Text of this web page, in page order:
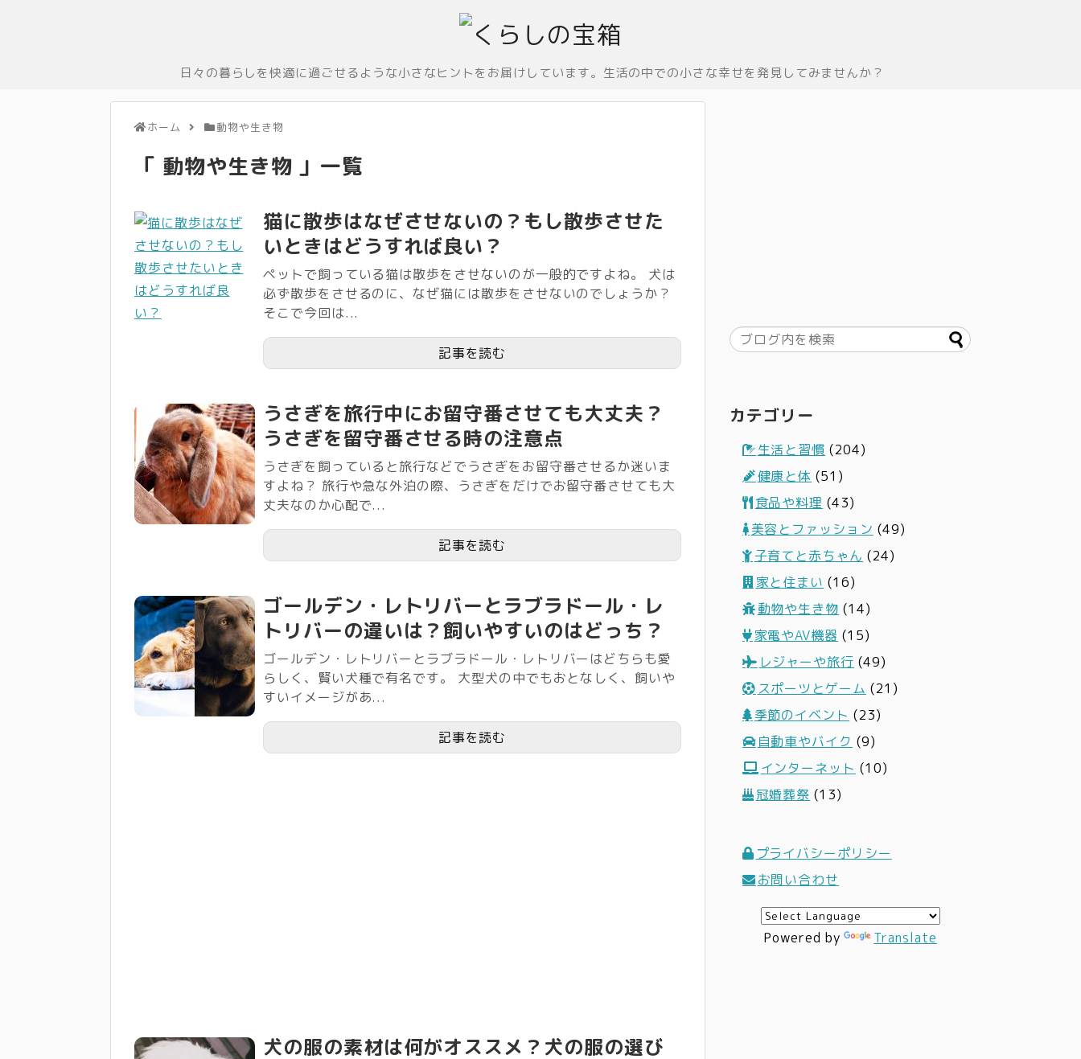
日々の暮らしを快適に過ごせるような小さなヒントをお届けしています。生活の中での小さな幸せを発見してみませんか？
ホーム 動物や生き物
「 動物や生き物 」一覧
猫に散歩はなぜさせないの？もし散歩させた
いときはどうすれば良い？
ペットで飼っている猫は散歩をさせないのが一般的ですよね。 犬は
必ず散歩をさせるのに、なぜ猫には散歩をさせないのでしょうか？
そこで今回は...
記事を読む
うさぎを旅行中にお留守番させても大丈夫？
うさぎを留守番させる時の注意点
うさぎを飼っていると旅行などでうさぎをお留守番させるか迷いま
すよね？ 旅行や急な外泊の際、うさぎをだけでお留守番させても大
丈夫なのか心配で...
記事を読む
ゴールデン・レトリバーとラブラドール・レ
トリバーの違いは？飼いやすいのはどっち？
ゴールデン・レトリバーとラブラドール・レトリバーはどちらも愛
らしく、賢い犬種で有名です。 大型犬の中でもおとなしく、飼いや
すいイメージがあ...
記事を読む
犬の服の素材は何がオススメ？犬の服の選び
カテゴリー
生活と習慣 (204)
健康と体 (51)
食品や料理 (43)
美容とファッション (49)
子育てと赤ちゃん (24)
家と住まい (16)
動物や生き物 (14)
家電やAV機器 (15)
レジャーや旅行 (49)
スポーツとゲーム (21)
季節のイベント (23)
自動車やバイク (9)
インターネット (10)
冠婚葬祭 (13)
プライバシーポリシー
お問い合わせ
Powered by Translate